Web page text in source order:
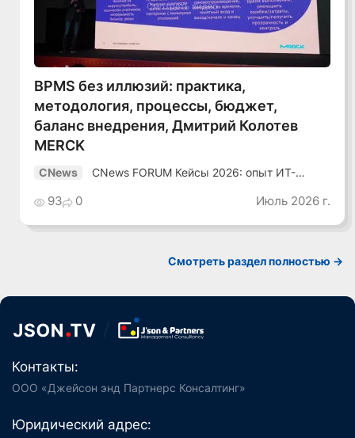
Смотреть видео
BPMS без иллюзий: практика,
методология, процессы, бюджет,
баланс внедрения, Дмитрий Колотев
MERCK
CNews
CNews FORUM Кейсы 2026: опыт ИТ-
93 0 Июль 2026 г.
Смотреть раздел полностью ->
Контакты:
ООО «Джейсон энд Партнерс Консалтинг»
Юридический адрес: